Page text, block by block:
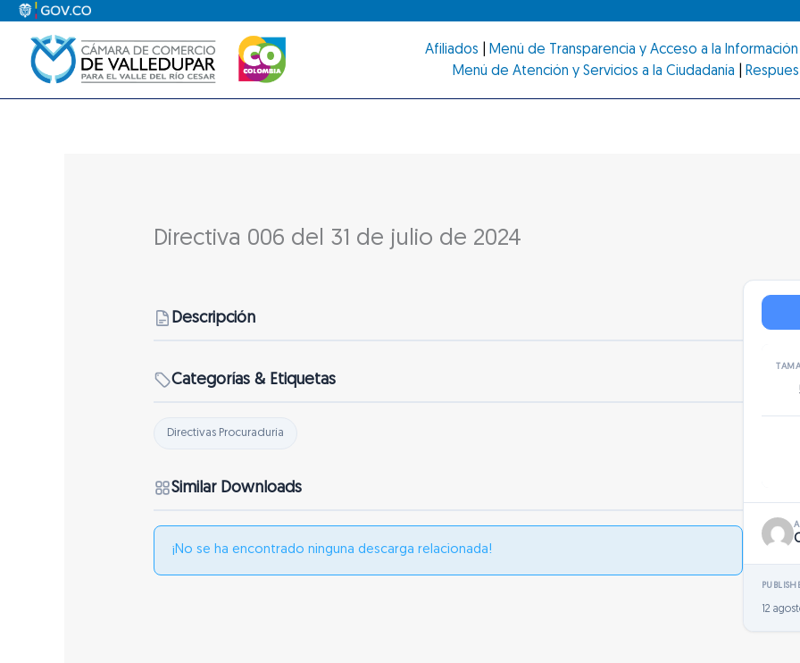
contenido
Afiliados Menú de Transparencia y Acceso a la Información
Menú de Atención y Servicios a la Ciudadanía
Directiva 006 del 31 de julio de 2024
Descripción
Categorías & Etiquetas
Directivas Procuraduría
Similar Downloads
¡No se ha encontrado ninguna descarga relacionada!
12